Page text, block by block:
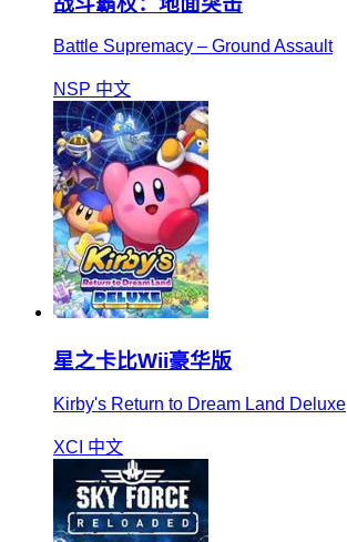
Battle Supremacy – Ground Assault
NSP 中文
星之卡比Wii豪华版
Kirby's Return to Dream Land Deluxe
XCI 中文